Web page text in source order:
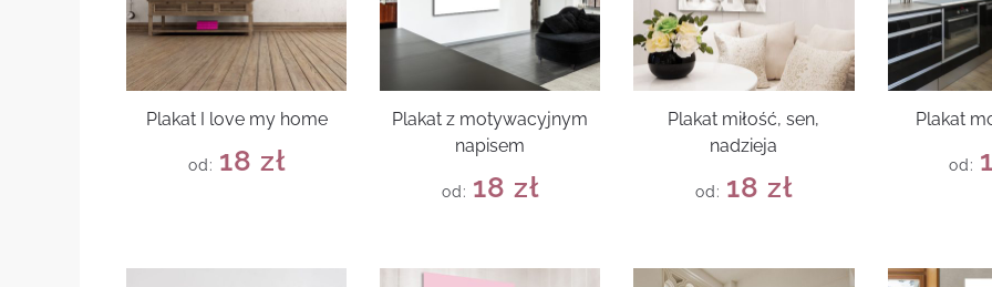
Plakat I love my home
od: 18 zł
Plakat z motywacyjnym
napisem
od: 18 zł
Plakat miłość, sen,
nadzieja
od: 18 zł
Plakat
od: